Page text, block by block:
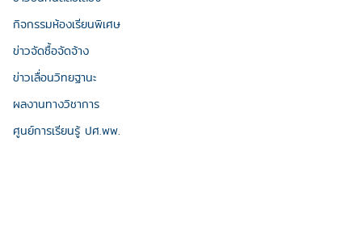
กิจกรรมห้องเรียนพิเศษ
ข่าวจัดซื้อจัดจ้าง
ข่าวเลื่อนวิทยฐานะ
ผลงานทางวิชาการ
ศูนย์การเรียนรู้ ปศ.พพ.